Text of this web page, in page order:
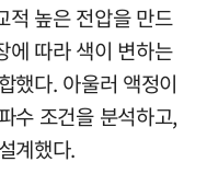
적 높은 전압을 만드
에 따라 색이 변하는
했다. 아울러 액정이
수 조건을 분석하고,
계했다.